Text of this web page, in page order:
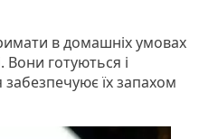
в домашніх умовах
Вони готуються і
забезпечуює їх запахом